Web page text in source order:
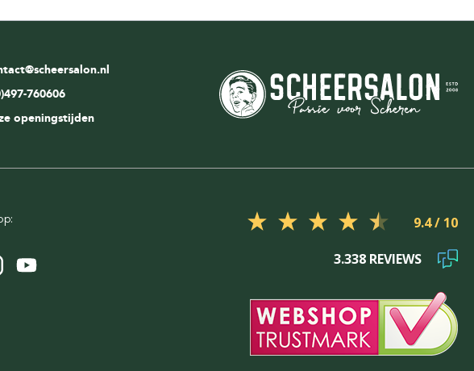
760606
openingstijden
9.4
3.338 REVIEWS